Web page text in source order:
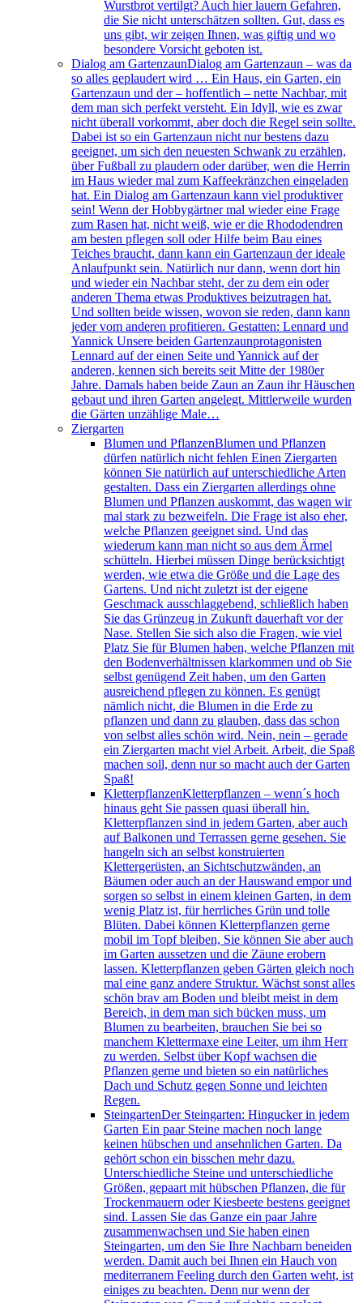
Wurstbrot vertilgt? Auch hier lauern Gefahren,
die Sie nicht unterschätzen sollten. Gut, dass es
uns gibt, wir zeigen Ihnen, was giftig und wo
besondere Vorsicht geboten ist.
Dialog am GartenzaunDialog am Gartenzaun – was da
so alles geplaudert wird … Ein Haus, ein Garten, ein
Gartenzaun und der – hoffentlich – nette Nachbar, mit
dem man sich perfekt versteht. Ein Idyll, wie es zwar
nicht überall vorkommt, aber doch die Regel sein sollte.
Dabei ist so ein Gartenzaun nicht nur bestens dazu
geeignet, um sich den neuesten Schwank zu erzählen,
über Fußball zu plaudern oder darüber, wen die Herrin
im Haus wieder mal zum Kaffeekränzchen eingeladen
hat. Ein Dialog am Gartenzaun kann viel produktiver
sein! Wenn der Hobbygärtner mal wieder eine Frage
zum Rasen hat, nicht weiß, wie er die Rhododendren
am besten pflegen soll oder Hilfe beim Bau eines
Teiches braucht, dann kann ein Gartenzaun der ideale
Anlaufpunkt sein. Natürlich nur dann, wenn dort hin
und wieder ein Nachbar steht, der zu dem ein oder
anderen Thema etwas Produktives beizutragen hat.
Und sollten beide wissen, wovon sie reden, dann kann
jeder vom anderen profitieren. Gestatten: Lennard und
Yannick Unsere beiden Gartenzaunprotagonisten
Lennard auf der einen Seite und Yannick auf der
anderen, kennen sich bereits seit Mitte der 1980er
Jahre. Damals haben beide Zaun an Zaun ihr Häuschen
gebaut und ihren Garten angelegt. Mittlerweile wurden
die Gärten unzählige Male…
Ziergarten
Blumen und PflanzenBlumen und Pflanzen
dürfen natürlich nicht fehlen Einen Ziergarten
können Sie natürlich auf unterschiedliche Arten
gestalten. Dass ein Ziergarten allerdings ohne
Blumen und Pflanzen auskommt, das wagen wir
mal stark zu bezweifeln. Die Frage ist also eher,
welche Pflanzen geeignet sind. Und das
wiederum kann man nicht so aus dem Ärmel
schütteln. Hierbei müssen Dinge berücksichtigt
werden, wie etwa die Größe und die Lage des
Gartens. Und nicht zuletzt ist der eigene
Geschmack ausschlaggebend, schließlich haben
Sie das Grünzeug in Zukunft dauerhaft vor der
Nase. Stellen Sie sich also die Fragen, wie viel
Platz Sie für Blumen haben, welche Pflanzen mit
den Bodenverhältnissen klarkommen und ob Sie
selbst genügend Zeit haben, um den Garten
ausreichend pflegen zu können. Es genügt
nämlich nicht, die Blumen in die Erde zu
pflanzen und dann zu glauben, dass das schon
von selbst alles schön wird. Nein, nein – gerade
ein Ziergarten macht viel Arbeit. Arbeit, die Spaß
machen soll, denn nur so macht auch der Garten
Spaß!
KletterpflanzenKletterpflanzen – wenn´s hoch
hinaus geht Sie passen quasi überall hin.
Kletterpflanzen sind in jedem Garten, aber auch
auf Balkonen und Terrassen gerne gesehen. Sie
hangeln sich an selbst konstruierten
Klettergerüsten, an Sichtschutzwänden, an
Bäumen oder auch an der Hauswand empor und
sorgen so selbst in einem kleinen Garten, in dem
wenig Platz ist, für herrliches Grün und tolle
Blüten. Dabei können Kletterpflanzen gerne
mobil im Topf bleiben, Sie können Sie aber auch
im Garten aussetzen und die Zäune erobern
lassen. Kletterpflanzen geben Gärten gleich noch
mal eine ganz andere Struktur. Wächst sonst alles
schön brav am Boden und bleibt meist in dem
Bereich, in dem man sich bücken muss, um
Blumen zu bearbeiten, brauchen Sie bei so
manchem Klettermaxe eine Leiter, um ihm Herr
zu werden. Selbst über Kopf wachsen die
Pflanzen gerne und bieten so ein natürliches
Dach und Schutz gegen Sonne und leichten
Regen.
SteingartenDer Steingarten: Hingucker in jedem
Garten Ein paar Steine machen noch lange
keinen hübschen und ansehnlichen Garten. Da
gehört schon ein bisschen mehr dazu.
Unterschiedliche Steine und unterschiedliche
Größen, gepaart mit hübschen Pflanzen, die für
Trockenmauern oder Kiesbeete bestens geeignet
sind. Lassen Sie das Ganze ein paar Jahre
zusammenwachsen und Sie haben einen
Steingarten, um den Sie Ihre Nachbarn beneiden
werden. Damit auch bei Ihnen ein Hauch von
mediterranem Feeling durch den Garten weht, ist
einiges zu beachten. Denn nur wenn der